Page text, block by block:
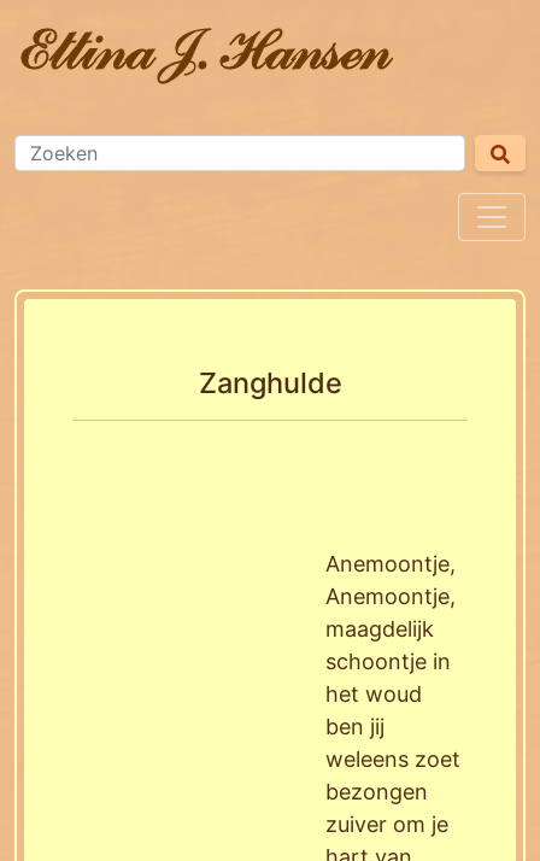
Zanghulde
Anemoontje,
Anemoontje,
maagdelijk
schoontje in
het woud
ben jij
weleens zoet
bezongen
zuiver om je